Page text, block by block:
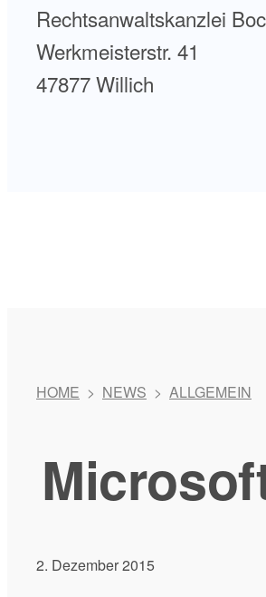
Rechtsanwaltskanzlei
Werkmeisterstr. 41
47877 Willich
HOME > NEWS > ALLGEMEIN
2. Dezember 2015